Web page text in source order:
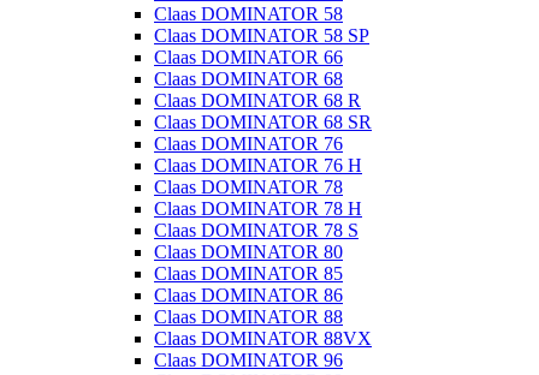
Claas DOMINATOR 58
Claas DOMINATOR 58 SP
Claas DOMINATOR 66
Claas DOMINATOR 68
Claas DOMINATOR 68 R
Claas DOMINATOR 68 SR
Claas DOMINATOR 76
Claas DOMINATOR 76 H
Claas DOMINATOR 78
Claas DOMINATOR 78 H
Claas DOMINATOR 78 S
Claas DOMINATOR 80
Claas DOMINATOR 85
Claas DOMINATOR 86
Claas DOMINATOR 88
Claas DOMINATOR 88VX
Claas DOMINATOR 96